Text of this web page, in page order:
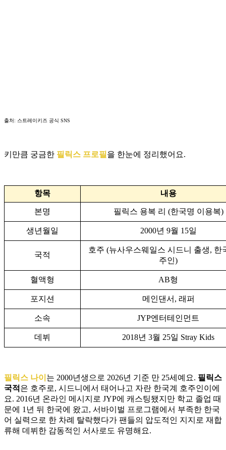
출처: 스트레이키즈 공식 SNS
키만큼 궁금한 필릭스 프로필 을 한눈에 정리했어요.
항목 내용
본명 필릭스 용복 리 (한국명 이용복)
생년월일 2000년 9월 15일
국적
호주 (뉴사우스웨일스 시드니 출생, 한
주인)
혈액형 AB형
포지션 메인댄서, 래퍼
소속 JYP엔터테인먼트
데뷔 2018년 3월 25일 Stray Kids
필릭스 나이 는 2000년생으로 2026년 기준 만 25세예요. 필릭스
국적 은 호주로, 시드니에서 태어나고 자란 한국계 호주인이에
요. 2016년 온라인 메시지로 JYP에 캐스팅됐지만 학교 졸업 때
문에 1년 뒤 한국에 왔고, 서바이벌 프로그램에서 부족한 한국
어 실력으로 한 차례 탈락했다가 팬들의 압도적인 지지로 재합
류해 데뷔한 감동적인 서사로도 유명해요.